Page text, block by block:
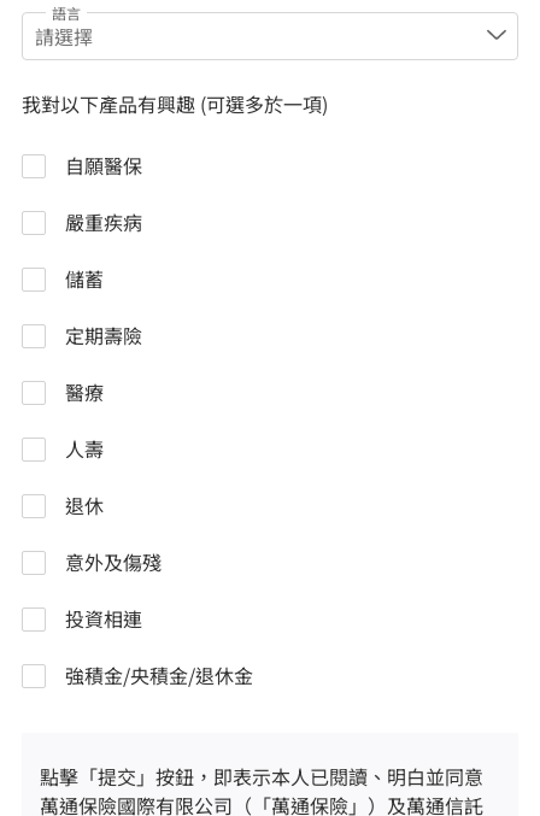
語言
我對以下產品有興趣 (可選多於一項)
自願醫保
嚴重疾病
儲蓄
定期壽險
醫療
人壽
退休
意外及傷殘
投資相連
強積金/央積金/退休金
點擊「提交」按鈕，即表示本人已閱讀、明白並同意
萬通保險國際有限公司（「萬通保險」）及萬通信託